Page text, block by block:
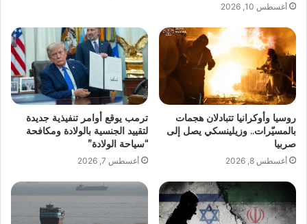
أغسطس 10, 2026
روسيا وأوكرانيا تتبادلان هجمات
بالمسيّرات.. وزيلينسكي يصل إلى
صربيا
أغسطس 8, 2026
ترمب يوقع أوامر تنفيذية جديدة
لتقييد الجنسية بالولادة ومكافحة
“سياحة الولادة”
أغسطس 7, 2026